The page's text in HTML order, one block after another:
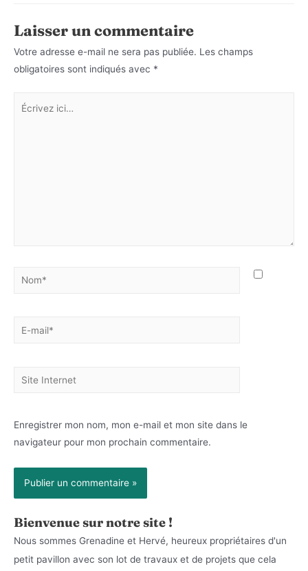
Laisser un commentaire
Votre adresse e-mail ne sera pas publiée. Les champs
obligatoires sont indiqués avec *
Écrivez
Nom*
E-
Site
Enregistrer mon nom, mon e-mail et mon site dans le
navigateur pour mon prochain commentaire.
Bienvenue sur notre site !
Nous sommes Grenadine et Hervé, heureux propriétaires d'un
petit pavillon avec son lot de travaux et de projets que cela